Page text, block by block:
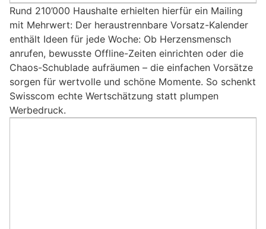
Rund 210’000 Haushalte erhielten hierfür ein Mailing
mit Mehrwert: Der heraustrennbare Vorsatz-Kalender
enthält Ideen für jede Woche: Ob Herzensmensch
anrufen, bewusste Offline-Zeiten einrichten oder die
Chaos-Schublade aufräumen – die einfachen Vorsätze
sorgen für wertvolle und schöne Momente. So schenkt
Swisscom echte Wertschätzung statt plumpen
Werbedruck.